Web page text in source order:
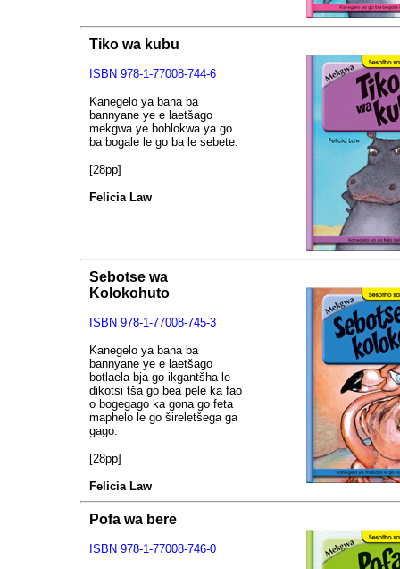
Tiko wa kubu
ISBN 978-1-77008-744-6
Kanegelo ya bana ba
bannyane ye e laetšago
mekgwa ye bohlokwa ya go
ba bogale le go ba le sebete.
[28pp]
Felicia Law
Sebotse wa
Kolokohuto
ISBN 978-1-77008-745-3
Kanegelo ya bana ba
bannyane ye e laetšago
botlaela bja go ikgantšha le
dikotsi tša go bea pele ka fao
o bogegago ka gona go feta
maphelo le go šireletšega ga
gago.
[28pp]
Felicia Law
Pofa wa bere
ISBN 978-1-77008-746-0